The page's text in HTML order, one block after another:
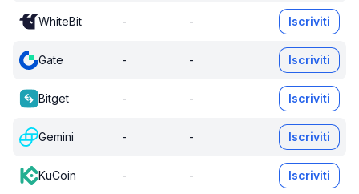
WhiteBit - - Iscriviti
Gate - - Iscriviti
Bitget - - Iscriviti
Gemini - - Iscriviti
KuCoin - - Iscriviti